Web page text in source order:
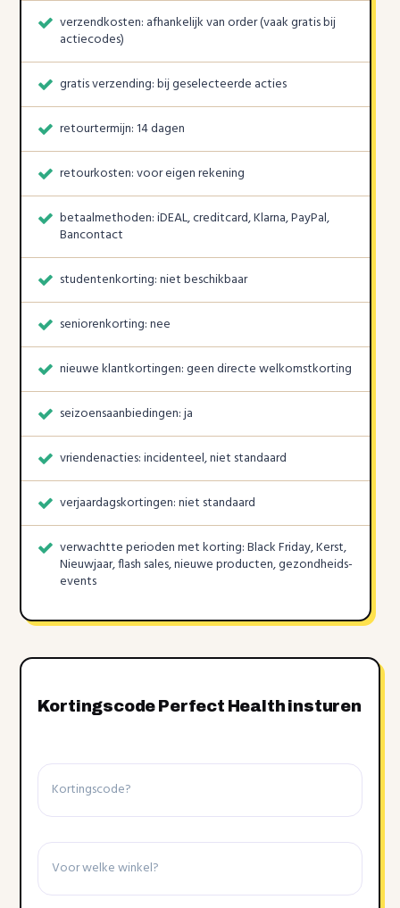
verzendkosten: afhankelijk van order (vaak gratis bij
actiecodes)
gratis verzending: bij geselecteerde acties
retourtermijn: 14 dagen
retourkosten: voor eigen rekening
betaalmethoden: iDEAL, creditcard, Klarna, PayPal,
Bancontact
studentenkorting: niet beschikbaar
seniorenkorting: nee
nieuwe klantkortingen: geen directe welkomstkorting
seizoensaanbiedingen: ja
vriendenacties: incidenteel, niet standaard
verjaardagskortingen: niet standaard
verwachtte perioden met korting: Black Friday, Kerst,
Nieuwjaar, flash sales, nieuwe producten, gezondheids-
events
Kortingscode Perfect Health insturen
Kortingscode
Winkel